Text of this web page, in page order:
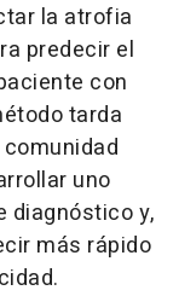
la atrofia
predecir el
con
tarda
uno
diagnóstico y,
más rápido